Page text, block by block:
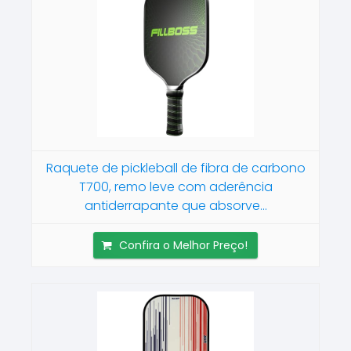
Raquete de pickleball de fibra de carbono
T700, remo leve com aderência
antiderrapante que absorve...
Confira o Melhor Preço!